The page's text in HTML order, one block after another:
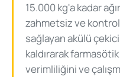
15.000 kg'a kadar
zahmetsiz ve
sağlayan akülü
kaldırarak
verimliliğini ve